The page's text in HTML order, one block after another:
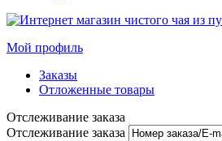
Мой профиль
Заказы
Отложенные товары
Отслеживание заказа
Отслеживание заказа